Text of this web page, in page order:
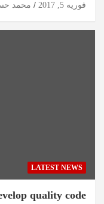
فوریه 5, 2017 محمد
LATEST NEWS
quality code